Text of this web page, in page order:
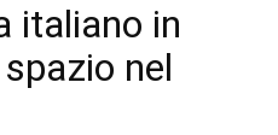
italiano in
nel